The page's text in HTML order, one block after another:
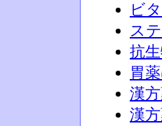
ビ
ス
抗
胃
漢
漢